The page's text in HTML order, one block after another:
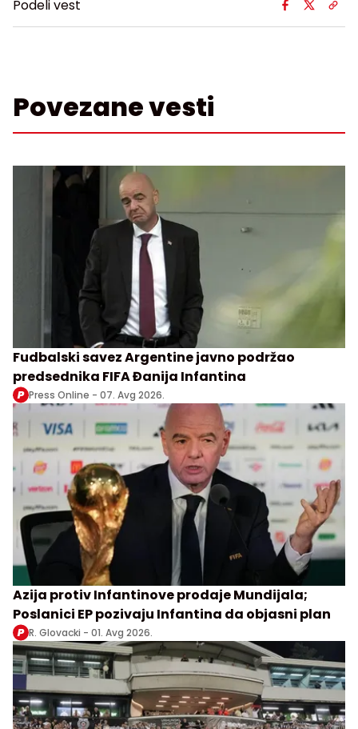
Podeli vest
Povezane vesti
Fudbalski savez Argentine javno podržao
predsednika FIFA Đanija Infantina
Press Online - 07. Avg 2026.
Azija protiv Infantinove prodaje Mundijala;
Poslanici EP pozivaju Infantina da objasni plan
R. Glovacki - 01. Avg 2026.